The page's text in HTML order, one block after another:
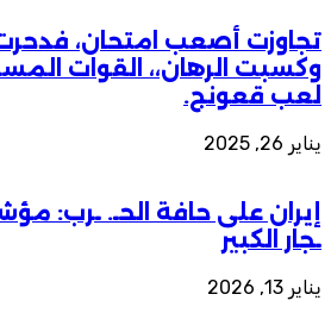
تجاوزت أصعب امتحان، فدحرت
وكسبت الرهان،، القوات
لعب قعونج.
يناير 26, 2025
إيران على حافة الحـ. ـرب:
ـجار الكبير
يناير 13, 2026